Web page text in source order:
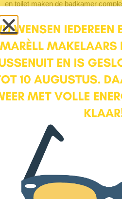
en toilet maken de badkamer
Tweede verdieping
Op de tweede verdieping zijn
gemaakt. De slaapkamer aan de
de dakkapel is de kamer licht en
aanwezig.
Aan de voorzijde is de slaapkamer
knusse studiehoek gecreëerd.
De tweede badkamer is in dezelfde
eerste verdieping: neutrale
badkamer bestaat uit een
wastafelmeubel en toilet.
Op de overloop vind je de kast met
Hier is ook de toegang tot de
die je graag wilt bergen maar niet